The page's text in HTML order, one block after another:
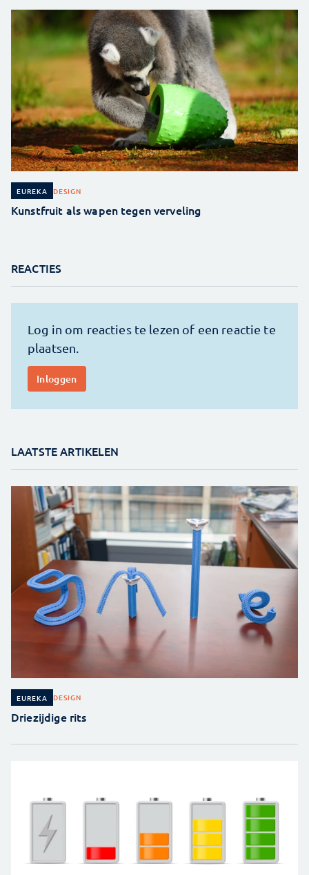
EUREKA DESIGN
Kunstfruit als wapen tegen verveling
REACTIES
LAATSTE ARTIKELEN
EUREKA DESIGN
Driezijdige rits